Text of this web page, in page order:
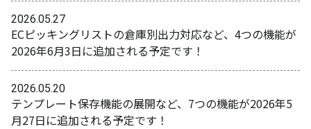
2026.05.27
ECピッキングリストの倉庫別出力対応など、4つの機能が
2026年6月3日に追加される予定です！
2026.05.20
テンプレート保存機能の展開など、7つの機能が2026年5
月27日に追加される予定です！